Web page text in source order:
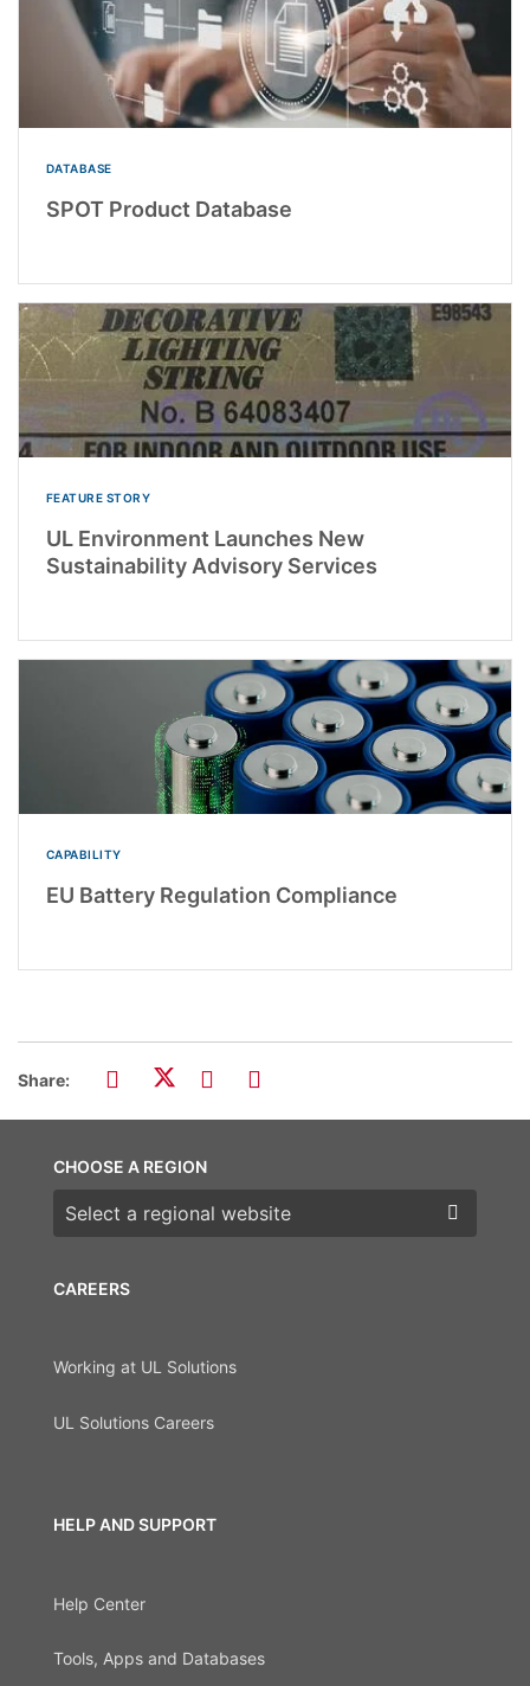
DATABASE
SPOT Product Database
FEATURE STORY
UL Environment Launches New
Sustainability Advisory Services
CAPABILITY
EU Battery Regulation Compliance
Share:
CAREERS
Working at UL Solutions
UL Solutions Careers
HELP AND SUPPORT
Help Center
Tools, Apps and Databases
CHOOSE A REGION
Choose a region